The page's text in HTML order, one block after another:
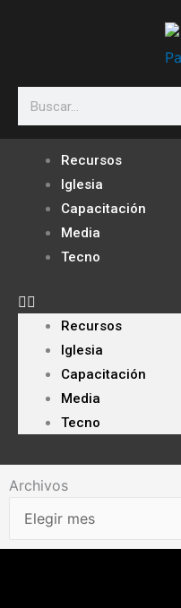
Search
Recursos
Iglesia
Capacitación
Media
Tecno
Recursos
Iglesia
Capacitación
Media
Tecno
Archivos
Archivos